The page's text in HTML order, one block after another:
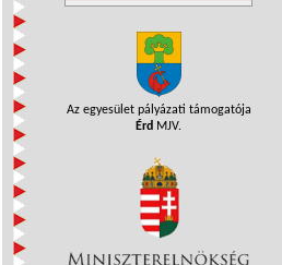
Az egyesület pályázati támogatója
Érd MJV.